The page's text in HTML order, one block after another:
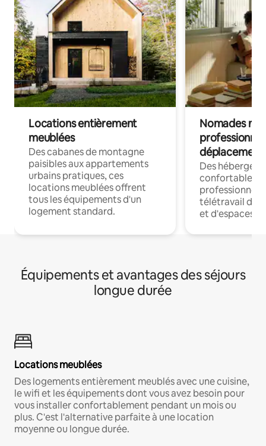
Locations entièrement
meublées
Des cabanes de montagne
paisibles aux appartements
urbains pratiques, ces
locations meublées offrent
tous les équipements d'un
logement standard.
Nomades
déplacement
Des
confortables
professionnels
télétravail
et d'espaces
Équipements et avantages des séjours
longue durée
Locations meublées
Des logements entièrement meublés avec une cuisine,
le wifi et les équipements dont vous avez besoin pour
vous installer confortablement pendant un mois ou
plus. C'est l'alternative parfaite à une location
moyenne ou longue durée.